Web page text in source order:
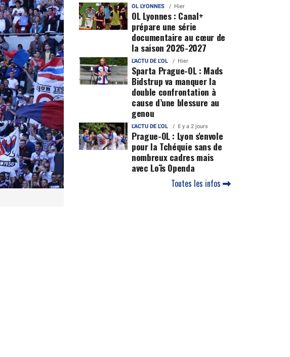
OL LYONNES Hier
OL Lyonnes : Canal+
prépare une série
documentaire au cœur de
la saison 2026-2027
L'ACTU DE L'OL Hier
Sparta Prague-OL : Mads
Bidstrup va manquer la
double confrontation à
cause d’une blessure au
genou
L'ACTU DE L'OL Il y a 2 jours
Prague-OL : Lyon s'envole
pour la Tchéquie sans de
nombreux cadres mais
avec Loïs Openda
Toutes les infos